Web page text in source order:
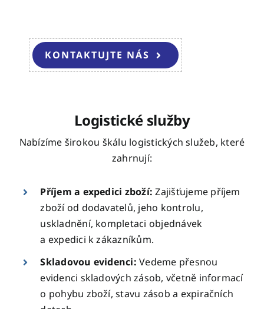
KONTAKTUJTE NÁS
Logistické služby
Nabízíme širokou škálu logistických služeb, které
zahrnují:
Příjem a expedici zboží: Zajišťujeme příjem
zboží od dodavatelů, jeho kontrolu,
uskladnění, kompletaci objednávek
a expedici k zákazníkům.
Skladovou evidenci: Vedeme přesnou
evidenci skladových zásob, včetně informací
o pohybu zboží, stavu zásob a expiračních